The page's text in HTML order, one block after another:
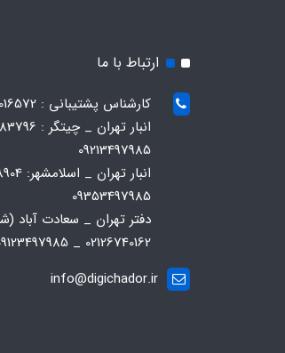
ارتباط با ما
کارشناس پشتیبانی : 02191016572
09213497985
09353497985
دفتر تهران _ سعادت آباد
02126740162 _ 09123497985
info@digichador.ir